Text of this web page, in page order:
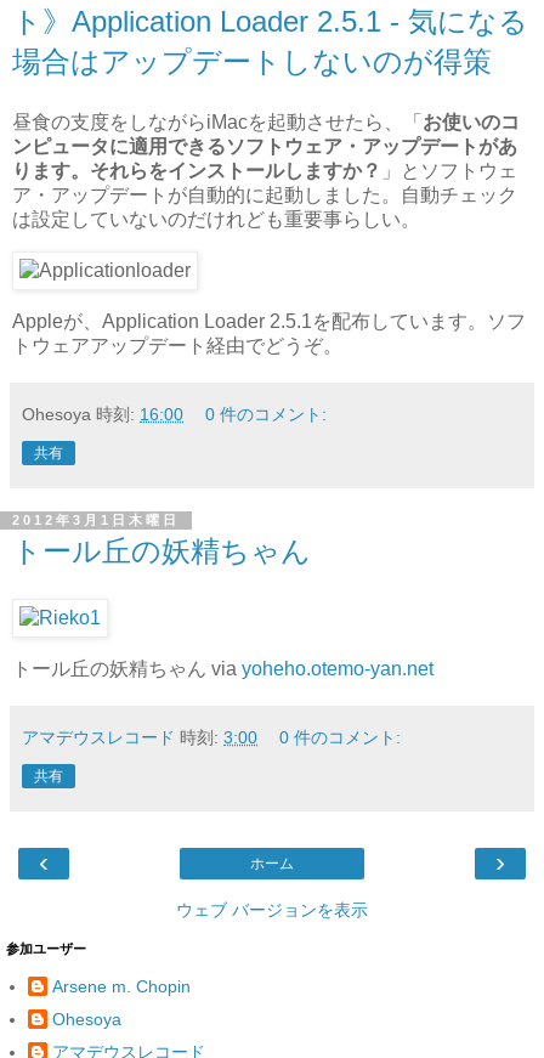
ト》Application Loader 2.5.1 - 気になる
場合はアップデートしないのが得策
昼食の支度をしながらiMacを起動させたら、「 お使いのコ
ンピュータに適用できるソフトウェア・アップデートがあ
ります。それらをインストールしますか？ 」とソフトウェ
ア・アップデートが自動的に起動しました。自動チェック
は設定していないのだけれども重要事らしい。
Appleが、Application Loader 2.5.1を配布しています。ソフ
トウェアアップデート経由でどうぞ。
Ohesoya 時刻: 16:00 0 件のコメント:
共有
2012年3月1日木曜日
トール丘の妖精ちゃん
トール丘の妖精ちゃん via yoheho.otemo-yan.net
アマデウスレコード 時刻: 3:00 0 件のコメント:
共有
‹ ›
ホーム
ウェブ バージョンを表示
参加ユーザー
Arsene m. Chopin
Ohesoya
アマデウスレコード